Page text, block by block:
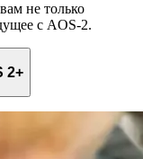
не только
с AOS-2.
2+